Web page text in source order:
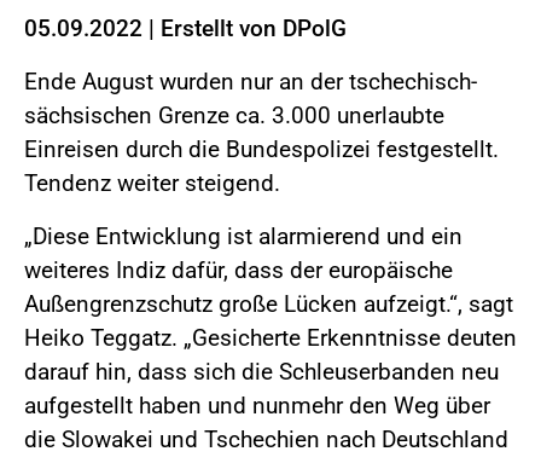
05.09.2022 | Erstellt von DPolG
Ende August wurden nur an der tschechisch-
sächsischen Grenze ca. 3.000 unerlaubte
Einreisen durch die Bundespolizei festgestellt.
Tendenz weiter steigend.
„Diese Entwicklung ist alarmierend und ein
weiteres Indiz dafür, dass der europäische
Außengrenzschutz große Lücken aufzeigt.“, sagt
Heiko Teggatz. „Gesicherte Erkenntnisse deuten
darauf hin, dass sich die Schleuserbanden neu
aufgestellt haben und nunmehr den Weg über
die Slowakei und Tschechien nach Deutschland